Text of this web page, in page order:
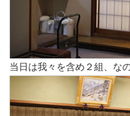
当日は我々を含め２組、な